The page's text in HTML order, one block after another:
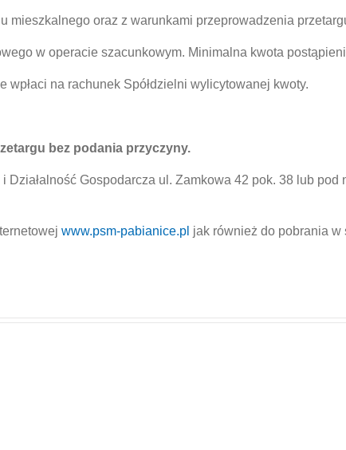
mieszkalnego oraz z warunkami przeprowadzenia
w operacie szacunkowym. Minimalna kwota
na rachunek Spółdzielni wylicytowanej kwoty.
bez podania przyczyny.
Gospodarcza ul. Zamkowa 42 pok. 38 lub pod
www.psm-pabianice.pl jak również do pobrania w